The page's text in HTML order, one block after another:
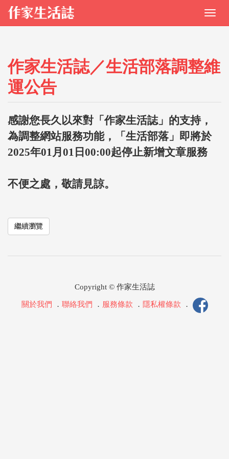
作家生活誌／生活部落調整維
運公告
感謝您長久以來對「作家生活誌」的支持，
為調整網站服務功能，「生活部落」即將於
2025年01月01日00:00起停止新增文章服務
不便之處，敬請見諒。
繼續瀏覽
Copyright © 作家生活誌
關於我們 ． 聯絡我們 ． 服務條款 ． 隱私權條款 ．